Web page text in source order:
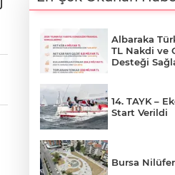
Albaraka
TL Nakdi ve
Desteği
14. TAYK –
Start Verildi
Bursa